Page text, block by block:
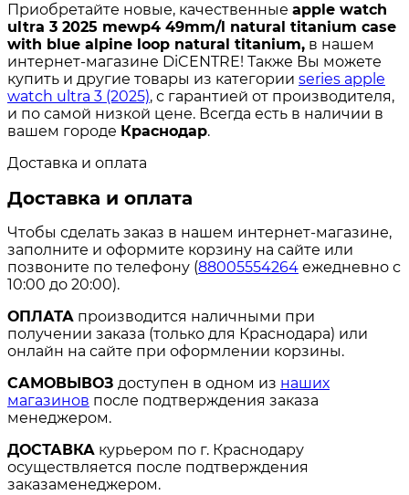
Приобретайте новые, качественные apple watch
ultra 3 2025 mewp4 49mm/l natural titanium case
with blue alpine loop natural titanium, в нашем
интернет-магазине DiCENTRE! Также Вы можете
купить и другие товары из категории series apple
watch ultra 3 (2025), с гарантией от производителя,
и по самой низкой цене. Всегда есть в наличии в
вашем городе Краснодар.
Доставка и оплата
Доставка и оплата
Чтобы сделать заказ в нашем интернет-магазине,
заполните и оформите корзину на сайте или
позвоните по телефону (88005554264 ежедневно с
10:00 до 20:00).
ОПЛАТА производится наличными при
получении заказа (только для Краснодара) или
онлайн на сайте при оформлении корзины.
САМОВЫВОЗ доступен в одном из наших
магазинов после подтверждения заказа
менеджером.
ДОСТАВКА курьером по г. Краснодару
осуществляется после подтверждения
заказаменеджером.